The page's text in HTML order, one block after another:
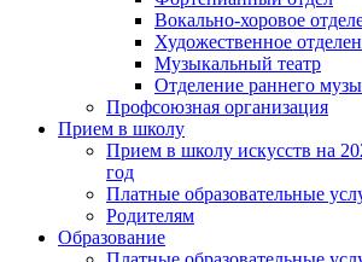
Вокально-хоровое
Художественное
Музыкальный театр
Отделение раннего
Профсоюзная организация
Прием в школу
Прием в школу искусств на
год
Платные образовательные
Родителям
Образование